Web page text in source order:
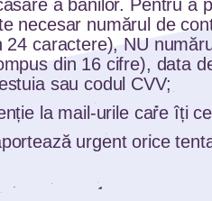
capitalizată în
rambursare când solicită
principalul, iar
de suspendare,
perioadei când se
principalul, dar tot
trebuie făcute
a banilor. Pentru a
necesar numărul de
24 caractere), NU
din 16 cifre), data
sau codul CVV;
la mail-urile care îți
urgent orice